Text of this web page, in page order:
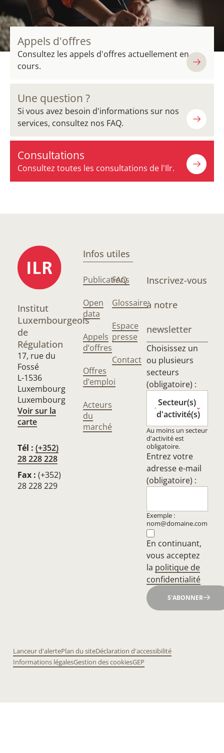
Appels d'offres
Consultez les appels d'offres actuellement en
cours.
Une question ?
Si vous avez besoin d'informations sur nos
services, consultez nos FAQ.
Consultations
Consultez toutes les consultations de l'Ilr.
Institut
Luxembourgeois
de
Régulation
17, rue du
Fossé
L-1536
Luxembourg
Luxembourg
Voir sur la
carte
Tél : (+352)
28 228 228
Fax : (+352)
28 228 229
Infos utiles
Publications
Open
data
Appels
d’offres
Offres
d’emploi
Acteurs
du
marché
FAQ
Glossaire
Espace
presse
Contact
Inscrivez-vous
à notre
newsletter
Choisissez un
ou plusieurs
secteurs
(obligatoire) :
Secteur(s)
d'activité(s)
Au moins un secteur
d'activité est
obligatoire.
Entrez votre
adresse e-mail
(obligatoire) :
Exemple :
nom@domaine.com
En continuant,
vous acceptez
la politique de
confidentialité
S'ABONNER
Lanceur d'alertePlan du siteDéclaration d'accessibilité
Informations légalesGestion des cookiesGEP